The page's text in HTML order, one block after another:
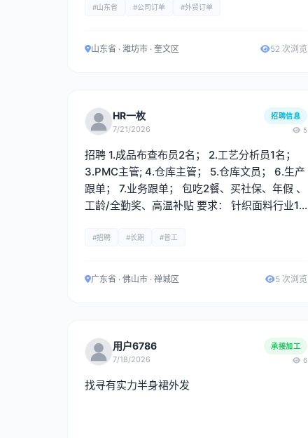
#山东省 #公司订单 #外贸订单
山东省 · 潍坊市 · 奎文区 52 次浏览
HR一枚
7/21/2026
招聘信息
5
招聘 1.成品布查布员2名； 2.工艺分析员1名；
3.PMC主管; 4.仓库主管； 5.仓库文员； 6.生产
跟单； 7.业务跟单； 包吃2餐、买社保、年假 、
工龄/全勤奖、高温补贴 要求： 针织面料行业1
#招聘 #长期 #普工
广东省 · 佛山市 · 禅城区 5 次浏览
用户6786
7/18/2026
承接加工
6
找寻有实力半身裙外发